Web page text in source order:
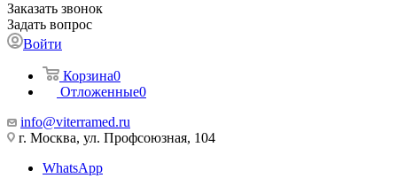
Заказать звонок
Задать вопрос
Войти
Корзина0
Отложенные0
info@viterramed.ru
г. Москва, ул. Профсоюзная, 104
WhatsApp